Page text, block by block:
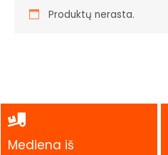
Produktų nerasta.
Mediena iš